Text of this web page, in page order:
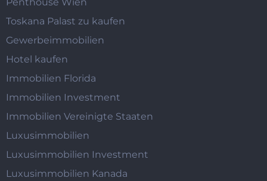
Toskana Palast zu kaufen
Gewerbeimmobilien
Hotel kaufen
Immobilien Florida
Immobilien Investment
Immobilien Vereinigte Staaten
Luxusimmobilien
Luxusimmobilien Investment
Luxusimmobilien Kanada